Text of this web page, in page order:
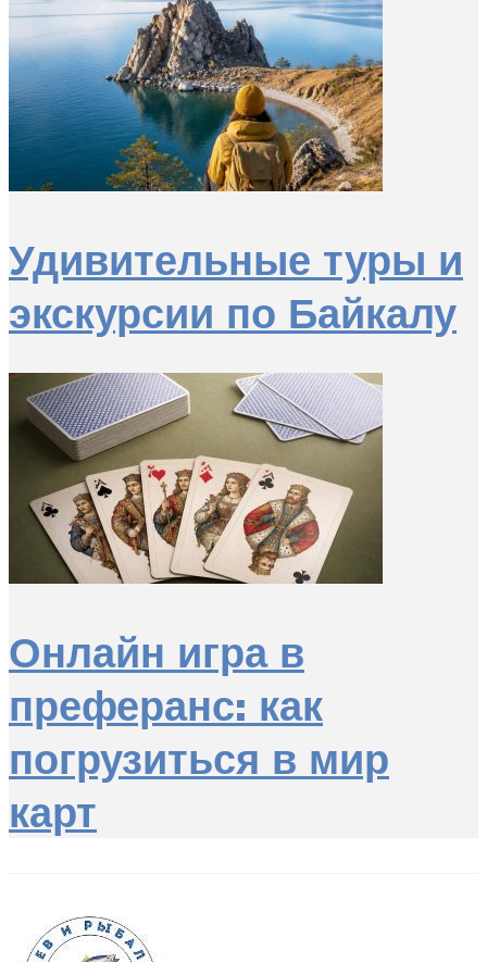
Удивительные туры и
экскурсии по Байкалу
Онлайн игра в
преферанс: как
погрузиться в мир
карт